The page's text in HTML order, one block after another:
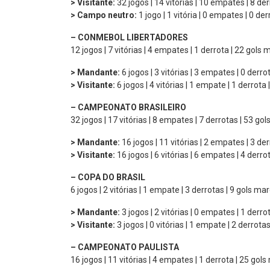
> Visitante: 32 jogos | 14 vitórias | 10 empates | 8
> Campo neutro: 1 jogo | 1 vitória | 0 empates | 0
– CONMEBOL LIBERTADORES
12 jogos | 7 vitórias | 4 empates | 1 derrota | 22 gols
> Mandante: 6 jogos | 3 vitórias | 3 empates | 0
> Visitante: 6 jogos | 4 vitórias | 1 empate | 1
– CAMPEONATO BRASILEIRO
32 jogos | 17 vitórias | 8 empates | 7 derrotas | 53
> Mandante: 16 jogos | 11 vitórias | 2 empates | 3
> Visitante: 16 jogos | 6 vitórias | 6 empates | 4
– COPA DO BRASIL
6 jogos | 2 vitórias | 1 empate | 3 derrotas | 9 gols
> Mandante: 3 jogos | 2 vitórias | 0 empates | 1
> Visitante: 3 jogos | 0 vitórias | 1 empate | 2
– CAMPEONATO PAULISTA
16 jogos | 11 vitórias | 4 empates | 1 derrota | 25